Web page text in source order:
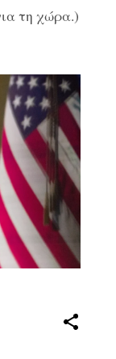
τη χώρα.)